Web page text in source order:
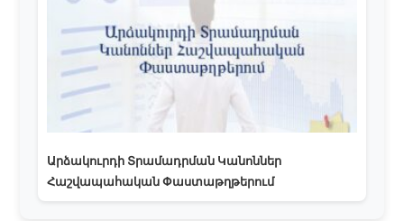
Արձակուրդի Տրամադրման Կանոններ
Հաշվապահական Փաստաթղթերում